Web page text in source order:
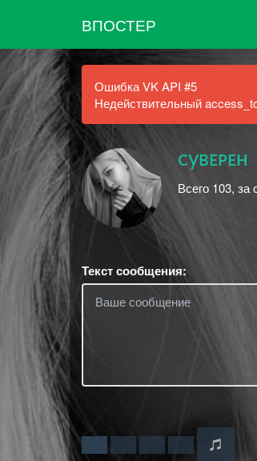
ВПОСТЕР
Ошибка VK API #5
Недействительный
ᴄуʙᴇᴘᴇʜ
Всего 103, за
Текст сообщения: